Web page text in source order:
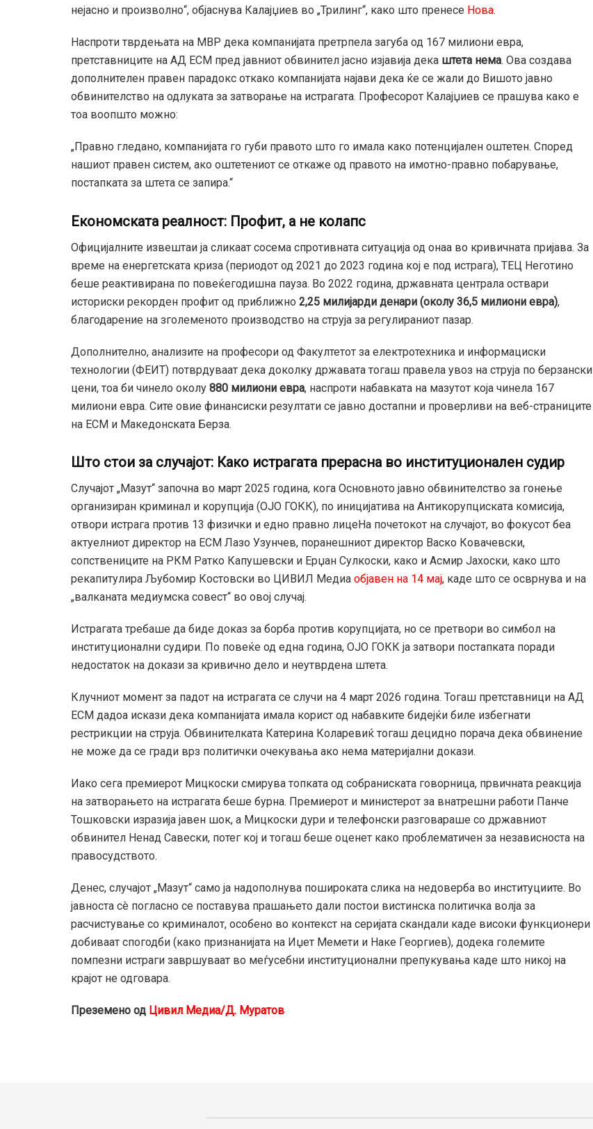
нејасно и произволно“, објаснува Калајџиев во „Трилинг“, како што пренесе Нова.
Наспроти тврдењата на МВР дека компанијата претрпела загуба од 167 милиони евра,
претставниците на АД ЕСМ пред јавниот обвинител јасно изјавија дека штета нема. Ова создава
дополнителен правен парадокс откако компанијата најави дека ќе се жали до Вишото јавно
обвинителство на одлуката за затворање на истрагата. Професорот Калајџиев се прашува како е
тоа воопшто можно:
„Правно гледано, компанијата го губи правото што го имала како потенцијален оштетен. Според
нашиот правен систем, ако оштетениот се откаже од правото на имотно-правно побарување,
постапката за штета се запира.“
Економската реалност: Профит, а не колапс
Официјалните извештаи ја сликаат сосема спротивната ситуација од онаа во кривичната пријава. За
време на енергетската криза (периодот од 2021 до 2023 година кој е под истрага), ТЕЦ Неготино
беше реактивирана по повеќегодишна пауза. Во 2022 година, државната централа оствари
историски рекорден профит од приближно 2,25 милијарди денари (околу 36,5 милиони евра),
благодарение на зголеменото производство на струја за регулираниот пазар.
Дополнително, анализите на професори од Факултетот за електротехника и информациски
технологии (ФЕИТ) потврдуваат дека доколку државата тогаш правела увоз на струја по берзански
цени, тоа би чинело околу 880 милиони евра, наспроти набавката на мазутот која чинела 167
милиони евра. Сите овие финансиски резултати се јавно достапни и проверливи на веб-страниците
на ЕСМ и Македонската Берза.
Што стои за случајот: Како истрагата прерасна во институционален судир
Случајот „Мазут“ започна во март 2025 година, кога Основното јавно обвинителство за гонење
организиран криминал и корупција (ОЈО ГОКК), по иницијатива на Антикорупциската комисија,
отвори истрага против 13 физички и едно правно лицеНа почетокот на случајот, во фокусот беа
актуелниот директор на ЕСМ Лазо Узунчев, поранешниот директор Васко Ковачевски,
сопствениците на РКМ Ратко Капушевски и Ерџан Сулкоски, како и Асмир Јахоски, како што
рекапитулира Љубомир Костовски во ЦИВИЛ Медиа објавен на 14 мај, каде што се осврнува и на
„валканата медиумска совест“ во овој случај.
Истрагата требаше да биде доказ за борба против корупцијата, но се претвори во симбол на
институционални судири. По повеќе од една година, ОЈО ГОКК ја затвори постапката поради
недостаток на докази за кривично дело и неутврдена штета.
Клучниот момент за падот на истрагата се случи на 4 март 2026 година. Тогаш претставници на АД
ЕСМ дадоа искази дека компанијата имала корист од набавките бидејќи биле избегнати
рестрикции на струја. Обвинителката Катерина Коларевиќ тогаш децидно порача дека обвинение
не може да се гради врз политички очекувања ако нема материјални докази.
Иако сега премиерот Мицкоски смирува топката од собраниската говорница, првичната реакција
на затворањето на истрагата беше бурна. Премиерот и министерот за внатрешни работи Панче
Тошковски изразија јавен шок, а Мицкоски дури и телефонски разговараше со државниот
обвинител Ненад Савески, потег кој и тогаш беше оценет како проблематичен за независноста на
правосудството.
Денес, случајот „Мазут“ само ја надополнува пошироката слика на недоверба во институциите. Во
јавноста сè погласно се поставува прашањето дали постои вистинска политичка волја за
расчистување со криминалот, особено во контекст на серијата скандали каде високи функционери
добиваат спогодби (како признанијата на Иџет Мемети и Наке Георгиев), додека големите
помпезни истраги завршуваат во меѓусебни институционални препукувања каде што никој на
крајот не одговара.
Преземено од Цивил Медиа/Д. Муратов